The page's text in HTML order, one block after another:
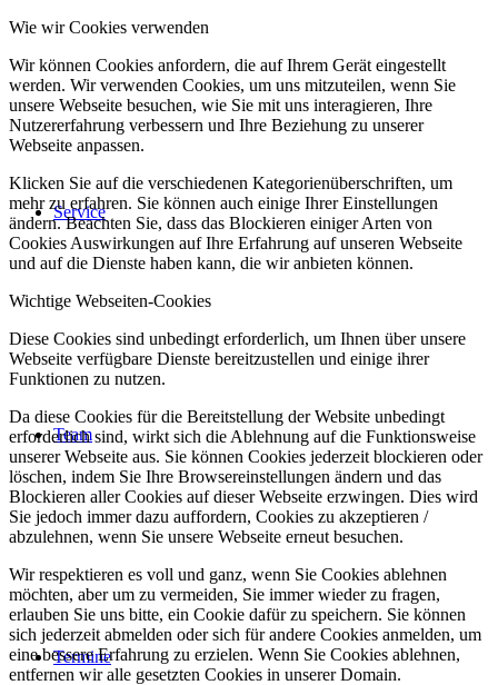
Service
Team
Termine
Wie wir Cookies verwenden
Wir können Cookies anfordern, die auf Ihrem Gerät eingestellt
werden. Wir verwenden Cookies, um uns mitzuteilen, wenn Sie
unsere Webseite besuchen, wie Sie mit uns interagieren, Ihre
Nutzererfahrung verbessern und Ihre Beziehung zu unserer
Webseite anpassen.
Klicken Sie auf die verschiedenen Kategorienüberschriften, um
mehr zu erfahren. Sie können auch einige Ihrer Einstellungen
ändern. Beachten Sie, dass das Blockieren einiger Arten von
Cookies Auswirkungen auf Ihre Erfahrung auf unseren Webseite
und auf die Dienste haben kann, die wir anbieten können.
Wichtige Webseiten-Cookies
Diese Cookies sind unbedingt erforderlich, um Ihnen über unsere
Webseite verfügbare Dienste bereitzustellen und einige ihrer
Funktionen zu nutzen.
Da diese Cookies für die Bereitstellung der Website unbedingt
erforderlich sind, wirkt sich die Ablehnung auf die Funktionsweise
unserer Webseite aus. Sie können Cookies jederzeit blockieren oder
löschen, indem Sie Ihre Browsereinstellungen ändern und das
Blockieren aller Cookies auf dieser Webseite erzwingen. Dies wird
Sie jedoch immer dazu auffordern, Cookies zu akzeptieren /
abzulehnen, wenn Sie unsere Webseite erneut besuchen.
Wir respektieren es voll und ganz, wenn Sie Cookies ablehnen
möchten, aber um zu vermeiden, Sie immer wieder zu fragen,
erlauben Sie uns bitte, ein Cookie dafür zu speichern. Sie können
sich jederzeit abmelden oder sich für andere Cookies anmelden, um
eine bessere Erfahrung zu erzielen. Wenn Sie Cookies ablehnen,
entfernen wir alle gesetzten Cookies in unserer Domain.